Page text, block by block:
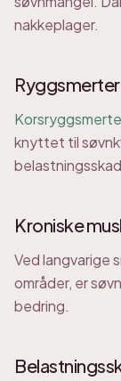
nakkeplager.
Ryggsmerter
knyttet til
Kroniske
Ved langvarige
områder, er
bedring.